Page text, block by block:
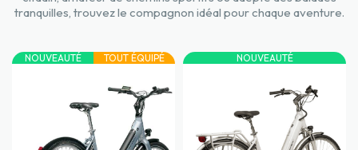
tranquilles, trouvez le compagnon idéal pour chaque aventure.
NOUVEAUTÉ TOUT ÉQUIPÉ NOUVEAUTÉ